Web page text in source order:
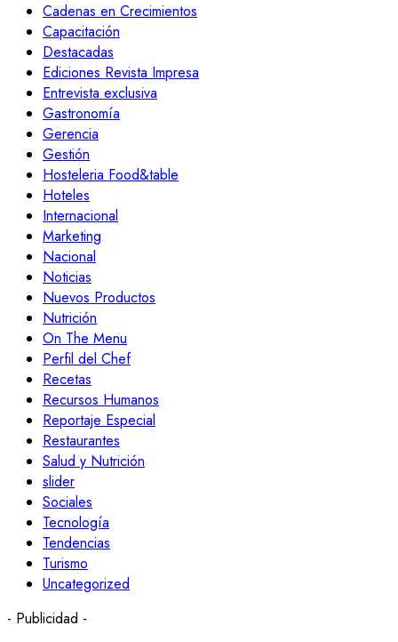
Cadenas en Crecimientos
Capacitación
Destacadas
Ediciones Revista Impresa
Entrevista exclusiva
Gastronomía
Gerencia
Gestión
Hosteleria Food&table
Hoteles
Internacional
Marketing
Nacional
Noticias
Nuevos Productos
Nutrición
On The Menu
Perfil del Chef
Recetas
Recursos Humanos
Reportaje Especial
Restaurantes
Salud y Nutrición
slider
Sociales
Tecnología
Tendencias
Turismo
Uncategorized
- Publicidad -